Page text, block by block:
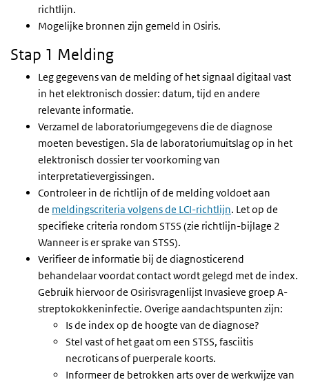
richtlijn.
Mogelijke bronnen zijn gemeld in Osiris.
Stap 1 Melding
Leg gegevens van de melding of het signaal digitaal vast
in het elektronisch dossier: datum, tijd en andere
relevante informatie.
Verzamel de laboratoriumgegevens die de diagnose
moeten bevestigen. Sla de laboratoriumuitslag op in het
elektronisch dossier ter voorkoming van
interpretatievergissingen.
Controleer in de richtlijn of de melding voldoet aan
de meldingscriteria volgens de LCI-richtlijn. Let op de
specifieke criteria rondom STSS (zie richtlijn-bijlage 2
Wanneer is er sprake van STSS).
Verifieer de informatie bij de diagnosticerend
behandelaar voordat contact wordt gelegd met de index.
Gebruik hiervoor de Osirisvragenlijst Invasieve groep A-
streptokokkeninfectie. Overige aandachtspunten zijn:
Is de index op de hoogte van de diagnose?
Stel vast of het gaat om een STSS, fasciitis
necroticans of puerperale koorts.
Informeer de betrokken arts over de werkwijze van